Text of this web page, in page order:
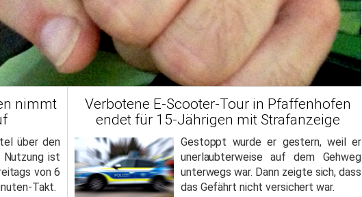
nimmt
über den
Nutzung ist
von 6
Takt.
Verbotene E-Scooter-Tour in Pfaffenhofen
endet für 15-Jährigen mit Strafanzeige
Gestoppt wurde er gestern, weil er
unerlaubterweise auf dem Gehweg
unterwegs war. Dann zeigte sich, dass
das Gefährt nicht versichert war.